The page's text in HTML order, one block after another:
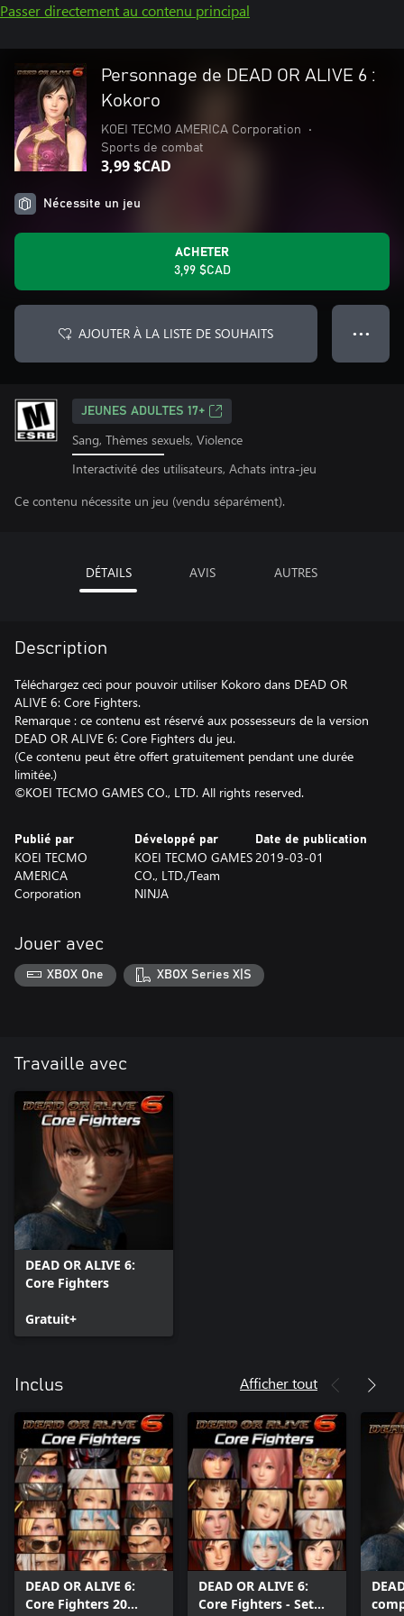
Passer directement au contenu principal
Personnage de DEAD OR ALIVE 6 :
Kokoro
KOEI TECMO AMERICA Corporation
•
Sports de combat
3,99 $CAD
Nécessite un jeu
ACHETER
3,99 $CAD
AJOUTER À LA LISTE DE SOUHAITS ● ● ●
JEUNES ADULTES 17+
Sang, Thèmes sexuels, Violence
Interactivité des utilisateurs, Achats intra-jeu
Ce contenu nécessite un jeu (vendu séparément).
DÉTAILS AVIS AUTRES
Description
Téléchargez ceci pour pouvoir utiliser Kokoro dans DEAD OR
ALIVE 6: Core Fighters.
Remarque : ce contenu est réservé aux possesseurs de la version
DEAD OR ALIVE 6: Core Fighters du jeu.
(Ce contenu peut être offert gratuitement pendant une durée
limitée.)
©KOEI TECMO GAMES CO., LTD. All rights reserved.
Publié par
KOEI TECMO
AMERICA
Corporation
Développé par
KOEI TECMO GAMES
CO., LTD./Team
NINJA
Date de publication
2019-03-01
Jouer avec
XBOX One XBOX Series X|S
Travaille avec
DEAD OR ALIVE 6:
Core Fighters
Gratuit+
Inclus Afficher tout
DEAD OR ALIVE 6:
Core Fighters 20
DEAD OR ALIVE 6:
Core Fighters - Set